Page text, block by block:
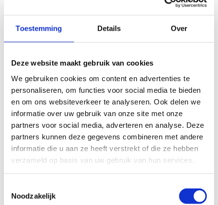
Toestemming Details Over
Deze website maakt gebruik van cookies
We gebruiken cookies om content en advertenties te
personaliseren, om functies voor social media te bieden
en om ons websiteverkeer te analyseren. Ook delen we
informatie over uw gebruik van onze site met onze
partners voor social media, adverteren en analyse. Deze
partners kunnen deze gegevens combineren met andere
informatie die u aan ze heeft verstrekt of die ze hebben
verzameld op basis van uw gebruik van hun services.
Noodzakelijk
milieukundige en bestuurlijke risico’s
Strategisch advies: keuze tussen
bestuursrechtelijke en strafrechtelijke
routes, afgestemd op de bestuurlijke
context
Coördinatie: afstemming tussen
gemeenten, omgevingsdiensten,
politie en OM
Dossiervorming: opbouw van
juridisch houdbare en goed
gedocumenteerde dossiers